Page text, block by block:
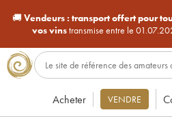
🚚Vendeurs : transport offert pour
vos vinstransmise entre le
Acheter VENDRE